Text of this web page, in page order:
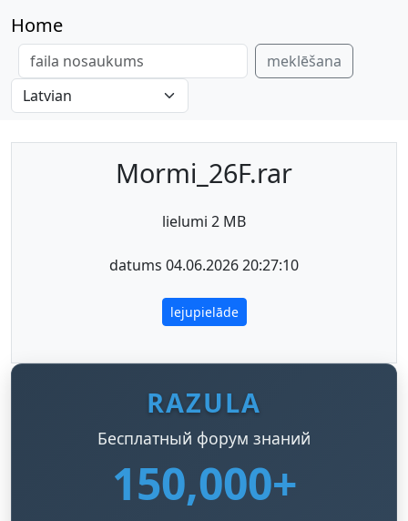
Home
meklēšana
Mormi_26F.rar
lielumi 2 MB
datums 04.06.2026 20:27:10
lejupielāde
RAZULA
Бесплатный форум знаний
150,000+